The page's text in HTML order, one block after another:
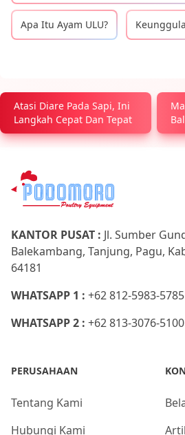
Apa Itu Ayam ULU?
Atasi Diare Pada Sapi, Ini
Langkah Cepat Dan Tepat
KANTOR PUSAT : Jl. Sumber
Balekambang, Tanjung, Pagu,
64181
WHATSAPP 1 : +62 812-5983-5785
WHATSAPP 2 : +62 813-3076-5100
PERUSAHAAN
Tentang Kami
Hubungi Kami